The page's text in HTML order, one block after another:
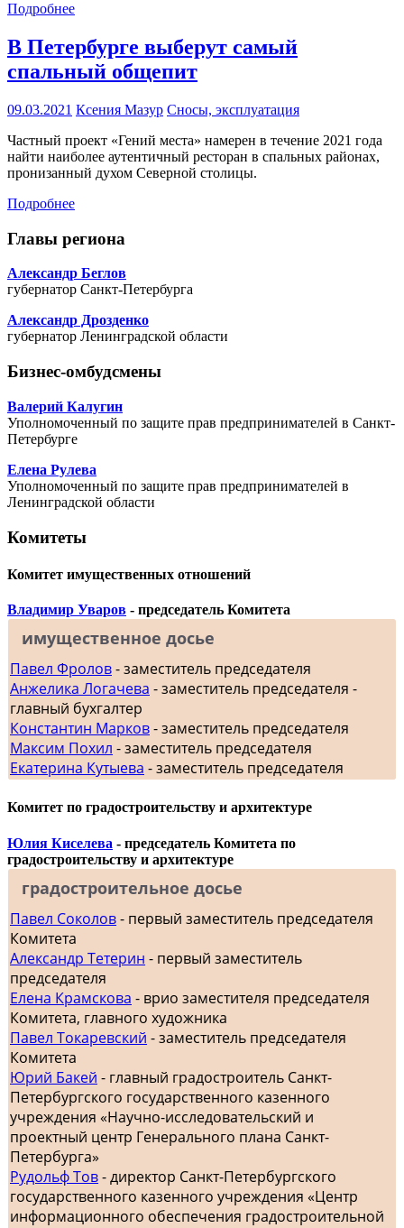
Подробнее
В Петербурге выберут самый
спальный общепит
09.03.2021 Ксения Мазур Сносы, эксплуатация
Частный проект «Гений места» намерен в течение 2021 года
найти наиболее аутентичный ресторан в спальных районах,
пронизанный духом Северной столицы.
Подробнее
Главы региона
Александр Беглов
губернатор Санкт-Петербурга
Александр Дрозденко
губернатор Ленинградской области
Бизнес-омбудсмены
Валерий Калугин
Уполномоченный по защите прав предпринимателей в Санкт-
Петербурге
Елена Рулева
Уполномоченный по защите прав предпринимателей в
Ленинградской области
Комитеты
Комитет имущественных отношений
Владимир Уваров - председатель Комитета
имущественное досье
Павел Фролов- заместитель председателя
Анжелика Логачева - заместитель председателя -
главный бухгалтер
Константин Марков- заместитель председателя
Максим Похил - заместитель председателя
Екатерина Кутыева - заместитель председателя
Комитет по градостроительству и архитектуре
Юлия Киселева - председатель Комитета по
градостроительству и архитектуре
градостроительное досье
Павел Соколов- первый заместитель председателя
Комитета
Александр Тетерин - первый заместитель
председателя
Елена Крамскова - врио заместителя председателя
Комитета, главного художника
Павел Токаревский - заместитель председателя
Комитета
Юрий Бакей - главный градостроитель Санкт-
Петербургского государственного казенного
учреждения «Научно-исследовательский и
проектный центр Генерального плана Санкт-
Петербурга»
Рудольф Тов- директор Санкт-Петербургского
государственного казенного учреждения «Центр
информационного обеспечения градостроительной